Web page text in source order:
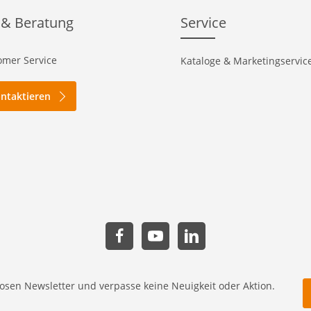
Beratung
Service
Service
Kataloge &
Newsletter und verpasse keine Neuigkeit oder Aktion.